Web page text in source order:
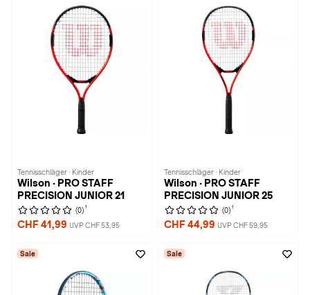
Tennisschläger · Kinder
Wilson · PRO STAFF
PRECISION JUNIOR 21
(0) 1
CHF 41,99 UVP CHF 53,95
Tennisschläger · Kinder
Wilson · PRO STAFF
PRECISION JUNIOR 25
(0) 1
CHF 44,99 UVP CHF 59,95
Sale Sale